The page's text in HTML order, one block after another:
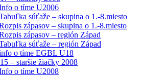
o tíme U2006
súťaže – skupina o 1.-8.miesto
zápasov – skupina o 1.-8.miesto
zápasov – región Západ
súťaže – región Západ
o tíme EGBL U18
– staršie žiačky 2008
o tíme U2008